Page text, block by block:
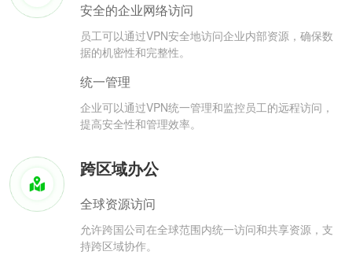
安全的企业网络访问
员工可以通过VPN安全地访问企业内部资源，确保数
据的机密性和完整性。
统一管理
企业可以通过VPN统一管理和监控员工的远程访问，
提高安全性和管理效率。
跨区域办公
全球资源访问
允许跨国公司在全球范围内统一访问和共享资源，支
持跨区域协作。